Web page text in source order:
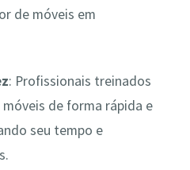
de móveis em
: Profissionais treinados
de forma rápida e
seu tempo e